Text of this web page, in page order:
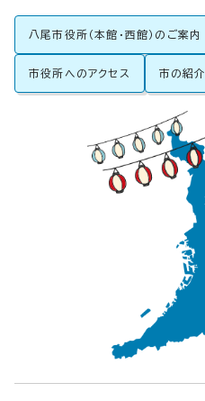
八尾市役所（本館・西館）のご案内
市役所へのアクセス 市の紹介